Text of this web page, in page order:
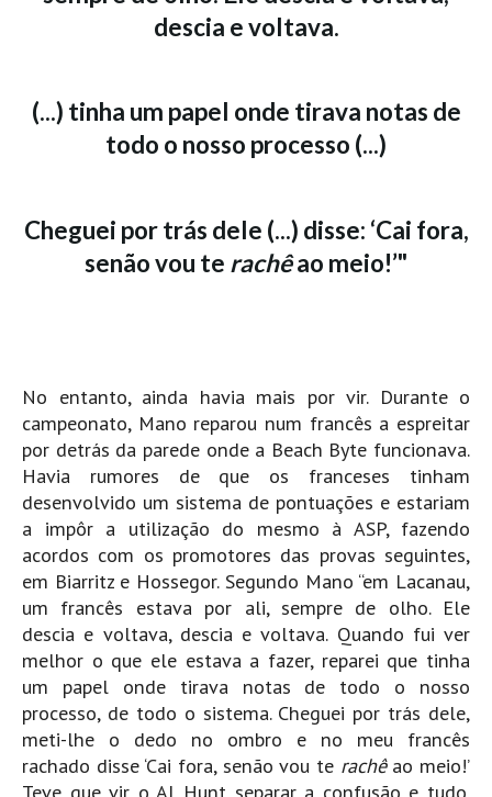
descia e voltava.
(...) tinha um papel onde tirava notas de
todo o nosso processo (...)
Cheguei por trás dele (...) disse: ‘Cai fora,
senão vou te rachêao meio!’"
No entanto, ainda havia mais por vir. Durante o
campeonato, Mano reparou num francês a espreitar
por detrás da parede onde a Beach Byte funcionava.
Havia rumores de que os franceses tinham
desenvolvido um sistema de pontuações e estariam
a impôr a utilização do mesmo à ASP, fazendo
acordos com os promotores das provas seguintes,
em Biarritz e Hossegor. Segundo Mano “em Lacanau,
um francês estava por ali, sempre de olho. Ele
descia e voltava, descia e voltava. Quando fui ver
melhor o que ele estava a fazer, reparei que tinha
um papel onde tirava notas de todo o nosso
processo, de todo o sistema. Cheguei por trás dele,
meti-lhe o dedo no ombro e no meu francês
rachado disse ‘Cai fora, senão vou te rachêao meio!’